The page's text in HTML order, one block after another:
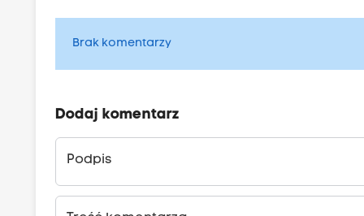
Brak komentarzy
Dodaj komentarz
Podpis